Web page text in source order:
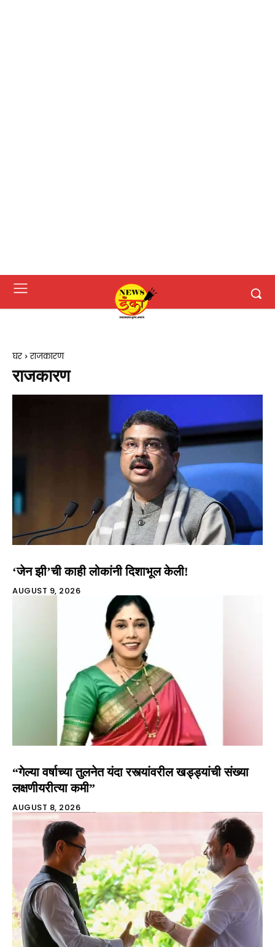
घर राजकारण
राजकारण
‘जेन झी’ची काही लोकांनी दिशाभूल केली!
AUGUST 9, 2026
“गेल्या वर्षाच्या तुलनेत यंदा रस्त्यांवरील खड्ड्यांची संख्या
लक्षणीयरीत्या कमी”
AUGUST 8, 2026